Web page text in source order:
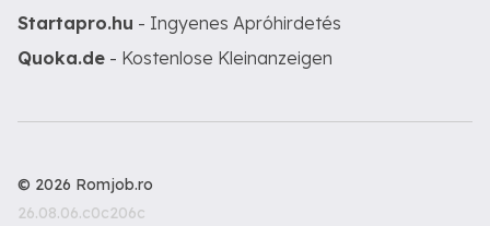
Startapro.hu - Ingyenes Apróhirdetés
Quoka.de - Kostenlose Kleinanzeigen
© 2026 Romjob.ro
26.08.06.c0c206c